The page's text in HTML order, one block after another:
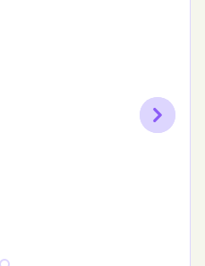
Previous
Next